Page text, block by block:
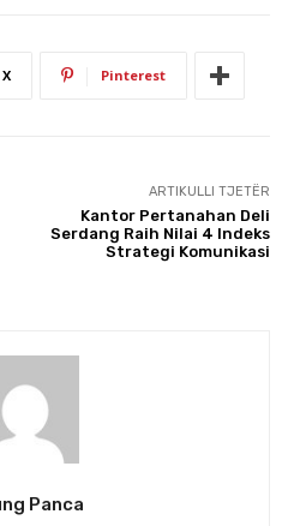
X Pinterest
ARTIKULLI TJETËR
Kantor Pertanahan Deli
Serdang Raih Nilai 4 Indeks
Strategi Komunikasi
Panca